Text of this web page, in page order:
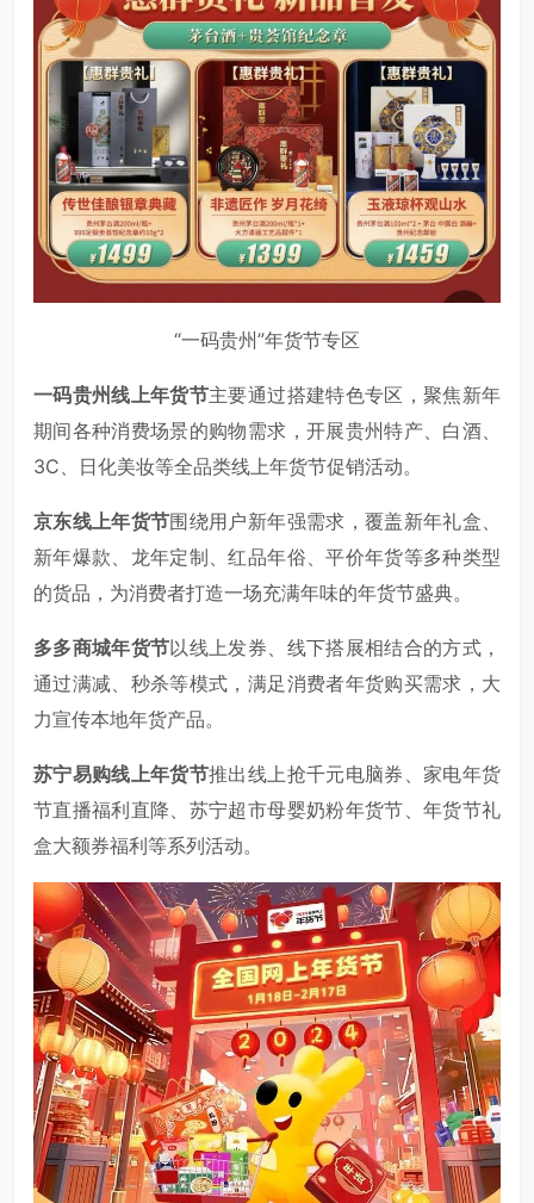
“一码贵州”年货节专区
一码贵州线上年货节主要通过搭建特色专区，聚焦新年
期间各种消费场景的购物需求，开展贵州特产、白酒、
3C、日化美妆等全品类线上年货节促销活动。
京东线上年货节围绕用户新年强需求，覆盖新年礼盒、
新年爆款、龙年定制、红品年俗、平价年货等多种类型
的货品，为消费者打造一场充满年味的年货节盛典。
多多商城年货节以线上发券、线下搭展相结合的方式，
通过满减、秒杀等模式，满足消费者年货购买需求，大
力宣传本地年货产品。
苏宁易购线上年货节推出线上抢千元电脑券、家电年货
节直播福利直降、苏宁超市母婴奶粉年货节、年货节礼
盒大额券福利等系列活动。